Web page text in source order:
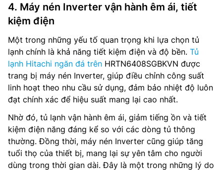
4. Máy nén Inverter vận hành êm ái, tiết
kiệm điện
Một trong những yếu tố quan trọng khi lựa chọn tủ
lạnh chính là khả năng tiết kiệm điện và độ bền. Tủ
lạnh Hitachi ngăn đá trên HRTN6408SGBKVN được
trang bị máy nén Inverter, giúp điều chỉnh công suất
linh hoạt theo nhu cầu sử dụng, đảm bảo nhiệt độ luôn
đạt chính xác để hiệu suất mang lại cao nhất.
Nhờ đó, tủ lạnh vận hành êm ái, giảm tiếng ồn và tiết
kiệm điện năng đáng kể so với các dòng tủ thông
thường. Đồng thời, máy nén Inverter cũng giúp tăng
tuổi thọ của thiết bị, mang lại sự yên tâm cho người
dùng trong thời gian dài. Đây là một trong những lý do